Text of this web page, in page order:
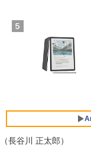
（長谷川 正太郎）